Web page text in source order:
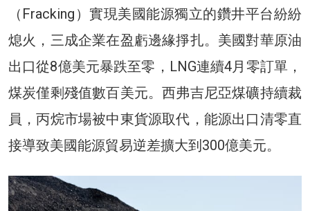
（Fracking）實現美國能源獨立的鑽井平台紛紛
熄火，三成企業在盈虧邊緣掙扎。美國對華原油
出口從8億美元暴跌至零，LNG連續4月零訂單，
煤炭僅剩殘值數百美元。西弗吉尼亞煤礦持續裁
員，丙烷市場被中東貨源取代，能源出口清零直
接導致美國能源貿易逆差擴大到300億美元。